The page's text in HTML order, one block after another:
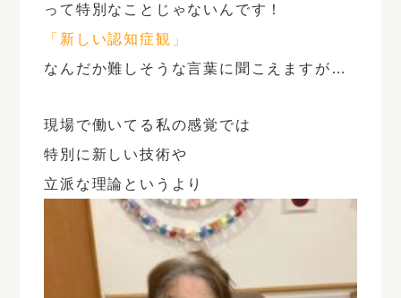
って特別なことじゃないんです！
「新しい認知症観」
なんだか難しそうな言葉に聞こえますが…
現場で働いてる私の感覚では
特別に新しい技術や
立派な理論というより